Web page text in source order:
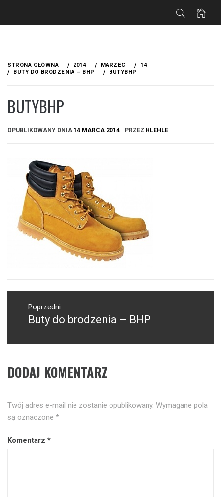
treści
STRONA GŁÓWNA 2014 MARZEC
14
BUTY DO BRODZENIA – BHP
BUTYBHP
BUTYBHP
OPUBLIKOWANY DNIA 14 MARCA 2014 PRZEZ HLEHLE
Nawigacja
wpisuPoprzedni
Poprzedni
Buty do brodzenia – BHP
DODAJ KOMENTARZ
Twój adres e-mail nie zostanie opublikowany. Wymagane pola
są oznaczone *
Komentarz *